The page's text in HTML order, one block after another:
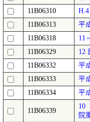
タ
11B06310
11B06313
平
11B06318
11
11B06329
12
11B06332
平
11B06333
平
11B06334
平
11B06339
10
院